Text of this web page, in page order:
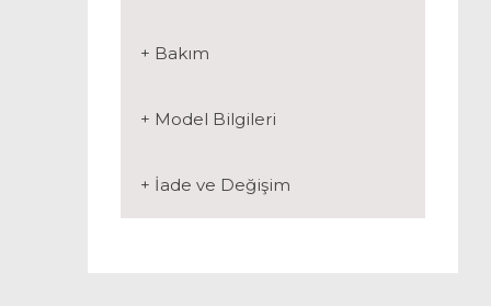
+ Bakım
+ Model Bilgileri
+ İade ve Değişim